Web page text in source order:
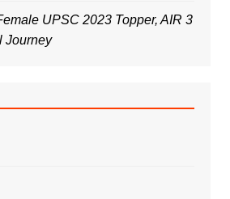
UPSC 2023 Topper, AIR 3
Journey